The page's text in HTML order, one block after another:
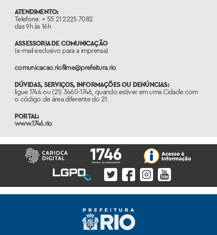
ATENDIMENTO:
Telefone: + 55 21 2225 7082
das 9h às 16h
ASSESSORIA DE COMUNICAÇÃO
(e-mail exclusivo para a imprensa)
comunicacao.riofilme@prefeitura.rio
DÚVIDAS, SERVIÇOS, INFORMAÇÕES OU DENÚNCIAS:
ligue 1746 ou (21) 3460-1746, quando estiver em uma Cidade com
o código de área diferente do 21.
PORTAL:
www.1746.rio